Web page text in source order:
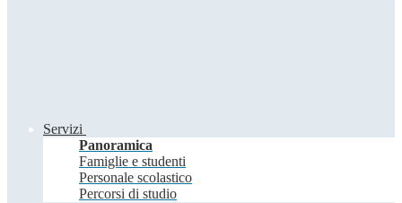
Servizi
Panoramica
Famiglie e studenti
Personale scolastico
Percorsi di studio